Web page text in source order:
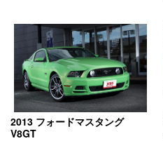
2013 フォードマスタング
V8GT